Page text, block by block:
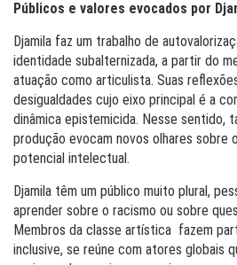
Públicos e valores evocados por
Djamila faz um trabalho de
identidade subalternizada, a partir do
atuação como articulista. Suas
desigualdades cujo eixo principal é a
dinâmica epistemicida. Nesse sentido,
produção evocam novos olhares sobre
potencial intelectual.
Djamila têm um público muito plural,
aprender sobre o racismo ou sobre
Membros da classe artística fazem
inclusive, se reúne com atores globais